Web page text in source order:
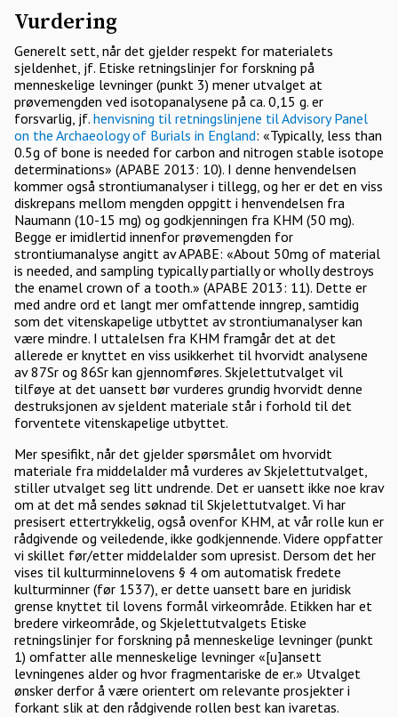
Vurdering
Generelt sett, når det gjelder respekt for materialets
sjeldenhet, jf. Etiske retningslinjer for forskning på
menneskelige levninger (punkt 3) mener utvalget at
prøvemengden ved isotopanalysene på ca. 0,15 g. er
forsvarlig, jf. henvisning til retningslinjene til Advisory Panel
on the Archaeology of Burials in England: «Typically, less than
0.5g of bone is needed for carbon and nitrogen stable isotope
determinations» (APABE 2013: 10). I denne henvendelsen
kommer også strontiumanalyser i tillegg, og her er det en viss
diskrepans mellom mengden oppgitt i henvendelsen fra
Naumann (10-15 mg) og godkjenningen fra KHM (50 mg).
Begge er imidlertid innenfor prøvemengden for
strontiumanalyse angitt av APABE: «About 50mg of material
is needed, and sampling typically partially or wholly destroys
the enamel crown of a tooth.» (APABE 2013: 11). Dette er
med andre ord et langt mer omfattende inngrep, samtidig
som det vitenskapelige utbyttet av strontiumanalyser kan
være mindre. I uttalelsen fra KHM framgår det at det
allerede er knyttet en viss usikkerhet til hvorvidt analysene
av 87Sr og 86Sr kan gjennomføres. Skjelettutvalget vil
tilføye at det uansett bør vurderes grundig hvorvidt denne
destruksjonen av sjeldent materiale står i forhold til det
forventete vitenskapelige utbyttet.
Mer spesifikt, når det gjelder spørsmålet om hvorvidt
materiale fra middelalder må vurderes av Skjelettutvalget,
stiller utvalget seg litt undrende. Det er uansett ikke noe krav
om at det må sendes søknad til Skjelettutvalget. Vi har
presisert ettertrykkelig, også ovenfor KHM, at vår rolle kun er
rådgivende og veiledende, ikke godkjennende. Videre oppfatter
vi skillet før/etter middelalder som upresist. Dersom det her
vises til kulturminnelovens § 4 om automatisk fredete
kulturminner (før 1537), er dette uansett bare en juridisk
grense knyttet til lovens formål virkeområde. Etikken har et
bredere virkeområde, og Skjelettutvalgets Etiske
retningslinjer for forskning på menneskelige levninger (punkt
1) omfatter alle menneskelige levninger «[u]ansett
levningenes alder og hvor fragmentariske de er.» Utvalget
ønsker derfor å være orientert om relevante prosjekter i
forkant slik at den rådgivende rollen best kan ivaretas.